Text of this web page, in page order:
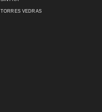
TORRES VEDRAS